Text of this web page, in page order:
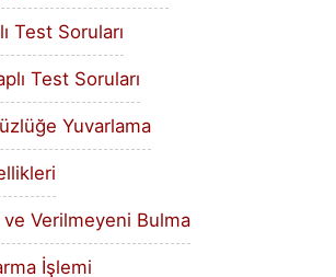
Test Soruları
Test Soruları
Yuvarlama
ve Verilmeyeni Bulma
İşlemi